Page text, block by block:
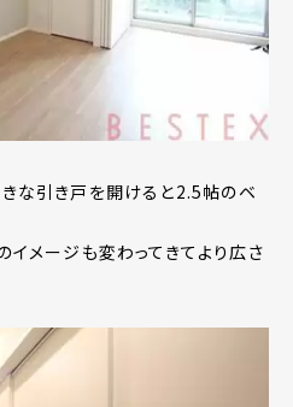
な引き戸を開けると2.5帖のベ
イメージも変わってきてより広さ